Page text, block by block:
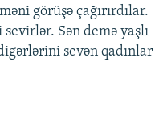
görüşə çağırırdılar.
Sən demə yaşlı
sevən qadınlar